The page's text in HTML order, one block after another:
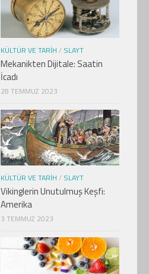
KÜLTÜR VE TARIH / SLAYT
Mekanikten Dijitale: Saatin
İcadı
28 TEMMUZ 2023
KÜLTÜR VE TARIH / SLAYT
Vikinglerin Unutulmuş Keşfi:
Amerika
3 TEMMUZ 2023